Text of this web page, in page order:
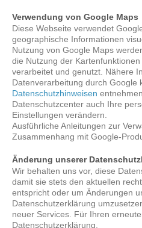
Verwendung von Google Maps
Diese Webseite verwendet
geographische Informationen
Nutzung von Google Maps
die Nutzung der
verarbeitet und genutzt. Nähere
Datenverarbeitung durch Google
Datenschutzhinweisen
Datenschutzcenter auch Ihre
Einstellungen verändern.
Ausführliche Anleitungen zur
Zusammenhang mit Google-
Änderung unserer
Wir behalten uns vor, diese
damit sie stets den aktuellen
entspricht oder um Änderungen
Datenschutzerklärung
neuer Services. Für Ihren
Datenschutzerklärung.